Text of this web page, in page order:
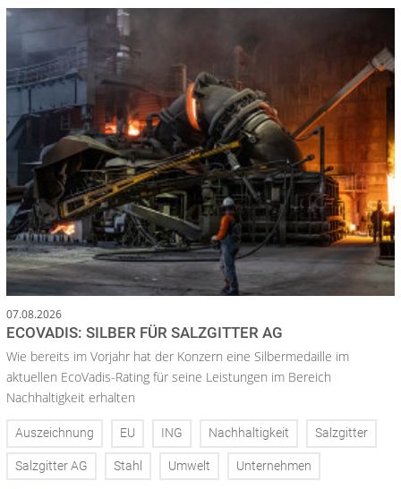
07.08.2026
ECOVADIS: SILBER FÜR SALZGITTER AG
Wie bereits im Vorjahr hat der Konzern eine Silbermedaille im
aktuellen EcoVadis-Rating für seine Leistungen im Bereich
Nachhaltigkeit erhalten
Auszeichnung EU ING Nachhaltigkeit Salzgitter
Salzgitter AG Stahl Umwelt Unternehmen